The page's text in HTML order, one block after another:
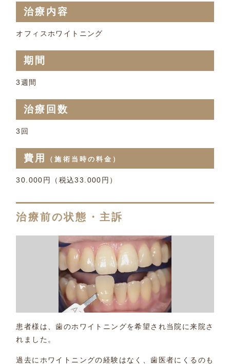
治療内容
オフィスホワイトニング
期間
3週間
治療回数
3回
費用 （施術当時の料金）
30.000円（税込33.000円）
治療前の状態・主訴
患者様は、歯のホワイトニングを希望され当院に来院さ
れました。
過去にホワイトニングの経験はなく、歯医者にくるのも